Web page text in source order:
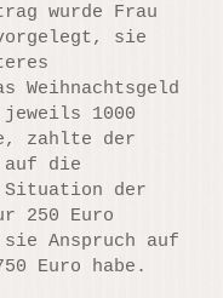
wurde Frau
sie
Weihnachtsgeld
jeweils 1000
zahlte der
auf die
der
250 Euro
Anspruch auf
Euro habe.